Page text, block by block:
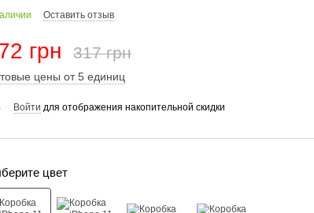
Оставить отзыв
грн 317 грн
цены от 5 единиц
Войти для отображения накопительной скидки
цвет